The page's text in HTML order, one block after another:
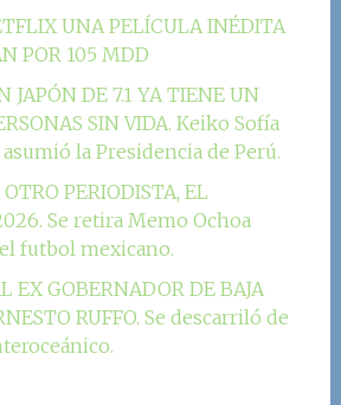
UNA PELÍCULA INÉDITA
POR 105 MDD
JAPÓN DE 7.1 YA TIENE UN
SIN VIDA. Keiko Sofía
la Presidencia de Perú.
PERIODISTA, EL
Se retira Memo Ochoa
futbol mexicano.
EX GOBERNADOR DE BAJA
RUFFO. Se descarriló de